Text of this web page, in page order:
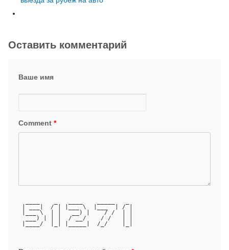
Оставить комментарий
Ваше имя
Comment *
| ___|  / | |___ \  |___  | / |
|___ \  | |   __) |    / /  | |
  ___) | | |  / __/    / /   | |
|____/  |_| |_____|  /_/    |_|